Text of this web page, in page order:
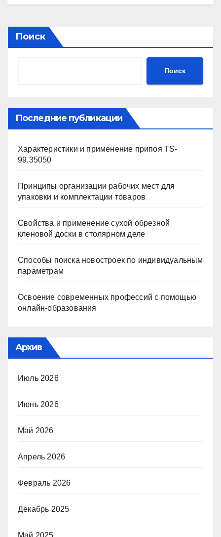
Поиск
Поиск
Последние публикации
Характеристики и применение припоя TS-
99.35050
Принципы организации рабочих мест для
упаковки и комплектации товаров
Свойства и применение сухой обрезной
кленовой доски в столярном деле
Способы поиска новостроек по индивидуальным
параметрам
Освоение современных профессий с помощью
онлайн-образования
Архив
Июль 2026
Июнь 2026
Май 2026
Апрель 2026
Февраль 2026
Декабрь 2025
Май 2025